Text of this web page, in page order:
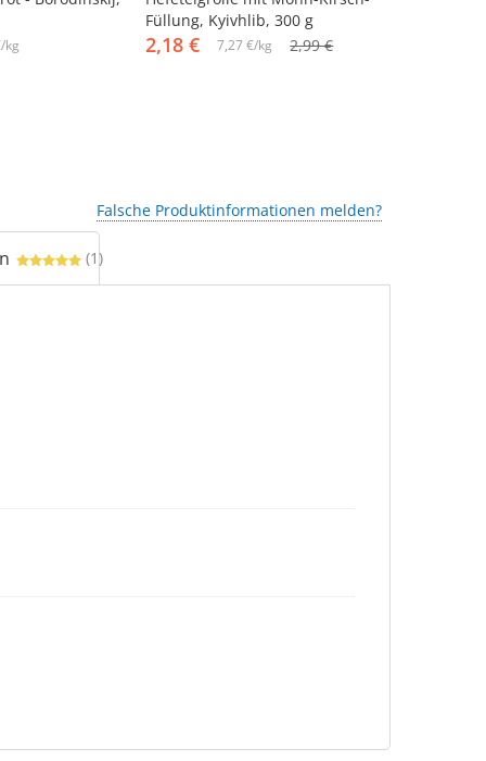
kg
Füllung, Kyivhlib, 300 g
2,18 € 7,27 €/kg 2,99 €
Falsche Produktinformationen melden?
(1)